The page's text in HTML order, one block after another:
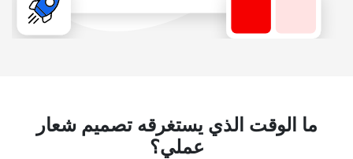
ما الوقت الذي يستغرقه تصميم شعار
عملي؟